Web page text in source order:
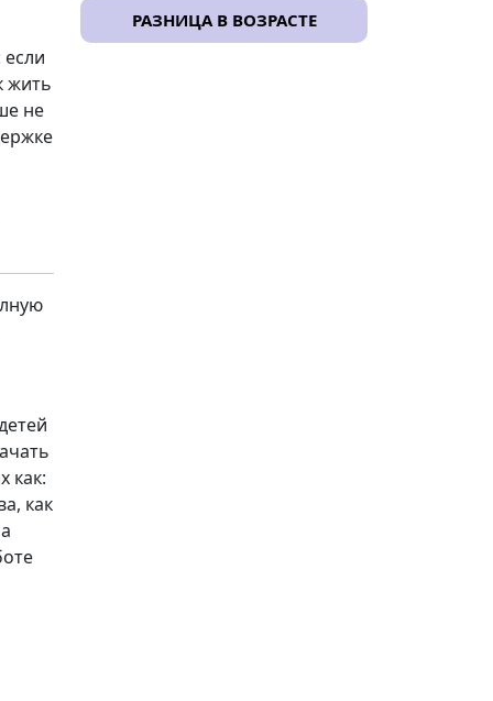
жить
не
как:
как
РАЗНИЦА В ВОЗРАСТЕ